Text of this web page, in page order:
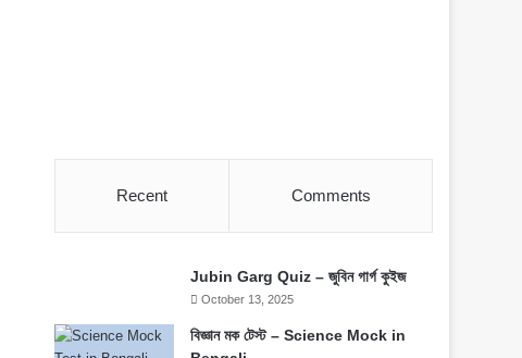
Recent Comments
Jubin Garg Quiz – জুবিন গার্গ কুইজ
October 13, 2025
বিজ্ঞান মক টেস্ট – Science Mock in